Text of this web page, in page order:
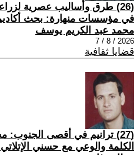
(26) طرق وأساليب عصرية
في مؤسسات منهارة: بحث
محمد عبد الكريم يوسف
2026 / 8 / 7
قضايا ثقافية
(27) ترانيم في أقصى الجنوب:
الكلمة والوعي مع حسني الإتلاتي(10-